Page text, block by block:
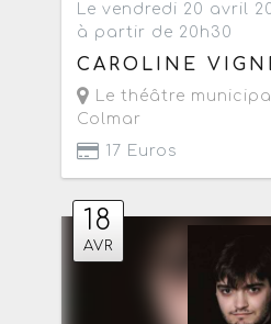
Le vendredi 20 avril
à partir de 20h30
CAROLINE
Le théâtre
Colmar
17 Euros
18
AVR